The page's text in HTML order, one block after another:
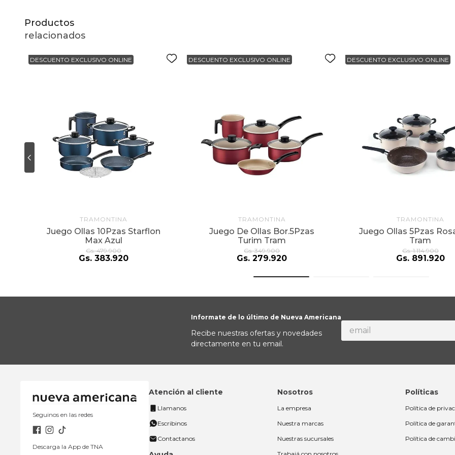
Productos
relacionados
DESCUENTO EXCLUSIVO ONLINE
TRAMONTINA
Juego Ollas 10Pzas Starflon
Max Azul
Gs. 479.900
Gs. 383.920
DESCUENTO EXCLUSIVO ONLINE
TRAMONTINA
Juego De Ollas Bor.5Pzas
Turim Tram
Gs. 349.900
Gs. 279.920
DESCUENTO EXCLUSIVO ONLINE
TRAMONTINA
Juego Ollas 5Pzas
Tram
Gs. 1.114.900
Gs. 891.920
Informate de lo último de Nueva Americana
Recibe nuestras ofertas y novedades
directamente en tu email.
Seguinos en las redes
Descarga la App de TNA
Atención al cliente
Llamanos
Escribinos
Contactanos
Nosotros
La empresa
Nuestra marcas
Nuestras sucursales
Políticas
Política de
Política de
Política de